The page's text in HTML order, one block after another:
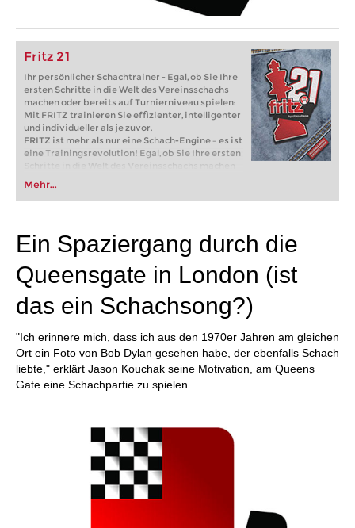
Fritz 21
Ihr persönlicher Schachtrainer - Egal, ob Sie Ihre
ersten Schritte in die Welt des Vereinsschachs
machen oder bereits auf Turnierniveau spielen:
Mit FRITZ trainieren Sie effizienter, intelligenter
und individueller als je zuvor.
FRITZ ist mehr als nur eine Schach-Engine – es ist
eine Trainingsrevolution! Egal, ob Sie Ihre ersten
Schritte in die Welt des Vereinsschachs machen
oder bereits auf Turnierniveau spielen: Mit
FRITZ trainieren Sie effizienter, intelligenter und
individueller als je zuvor.
Mehr...
Ein Spaziergang durch die
Queensgate in London (ist
das ein Schachsong?)
"Ich erinnere mich, dass ich aus den 1970er Jahren am gleichen
Ort ein Foto von Bob Dylan gesehen habe, der ebenfalls Schach
liebte," erklärt Jason Kouchak seine Motivation, am Queens
Gate eine Schachpartie zu spielen.